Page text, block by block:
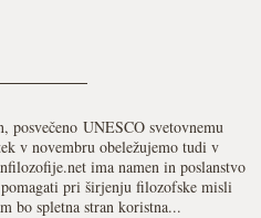
posvečeno UNESCO svetovnemu
v novembru obeležujemo tudi v
ima namen in poslanstvo
pri širjenju filozofske misli
bo spletna stran koristna...